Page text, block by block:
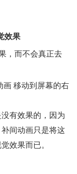
效果
，而不会真正去
移动到屏幕的右
有效果的，因为
间动画只是将这
效果而已。